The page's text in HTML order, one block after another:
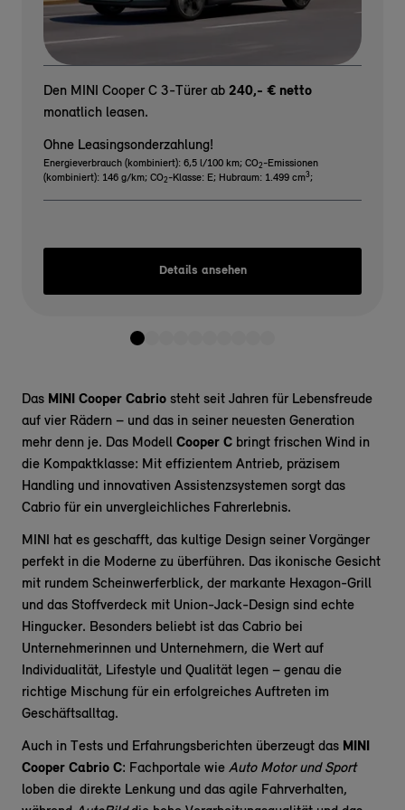
Den MINI Cooper C 3-Türer ab 240,- € netto
monatlich leasen.
Ohne Leasingsonderzahlung!
Energieverbrauch (kombiniert): 6,5 l/100 km; CO2 -Emissionen
(kombiniert): 146 g/km; CO2 -Klasse: E; Hubraum: 1.499 cm3;
Details ansehen
Das MINI Cooper Cabrio steht seit Jahren für Lebensfreude
auf vier Rädern – und das in seiner neuesten Generation
mehr denn je. Das Modell Cooper C bringt frischen Wind in
die Kompaktklasse: Mit effizientem Antrieb, präzisem
Handling und innovativen Assistenzsystemen sorgt das
Cabrio für ein unvergleichliches Fahrerlebnis.
MINI hat es geschafft, das kultige Design seiner Vorgänger
perfekt in die Moderne zu überführen. Das ikonische Gesicht
mit rundem Scheinwerferblick, der markante Hexagon-Grill
und das Stoffverdeck mit Union-Jack-Design sind echte
Hingucker. Besonders beliebt ist das Cabrio bei
Unternehmerinnen und Unternehmern, die Wert auf
Individualität, Lifestyle und Qualität legen – genau die
richtige Mischung für ein erfolgreiches Auftreten im
Geschäftsalltag.
Auch in Tests und Erfahrungsberichten überzeugt das MINI
Cooper Cabrio C: Fachportale wie Auto Motor und Sport
loben die direkte Lenkung und das agile Fahrverhalten,